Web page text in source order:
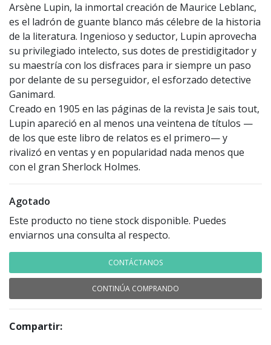
Arsène Lupin, la inmortal creación de Maurice Leblanc,
es el ladrón de guante blanco más célebre de la historia
de la literatura. Ingenioso y seductor, Lupin aprovecha
su privilegiado intelecto, sus dotes de prestidigitador y
su maestría con los disfraces para ir siempre un paso
por delante de su perseguidor, el esforzado detective
Ganimard.
Creado en 1905 en las páginas de la revista Je sais tout,
Lupin apareció en al menos una veintena de títulos —
de los que este libro de relatos es el primero— y
rivalizó en ventas y en popularidad nada menos que
con el gran Sherlock Holmes.
Agotado
Este producto no tiene stock disponible. Puedes
enviarnos una consulta al respecto.
CONTÁCTANOS
CONTINÚA COMPRANDO
Compartir: